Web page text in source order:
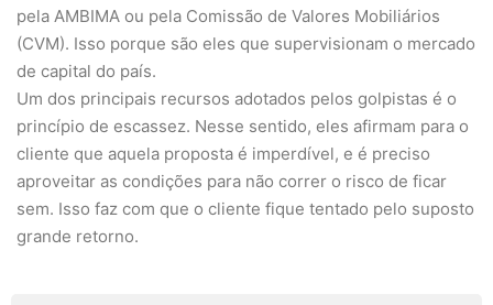
pela AMBIMA ou pela Comissão de Valores Mobiliários
(CVM). Isso porque são eles que supervisionam o mercado
de capital do país.
Um dos principais recursos adotados pelos golpistas é o
princípio de escassez. Nesse sentido, eles afirmam para o
cliente que aquela proposta é imperdível, e é preciso
aproveitar as condições para não correr o risco de ficar
sem. Isso faz com que o cliente fique tentado pelo suposto
grande retorno.